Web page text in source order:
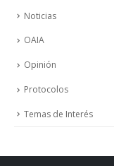
Noticias
OAIA
Opinión
Protocolos
Temas de Interés